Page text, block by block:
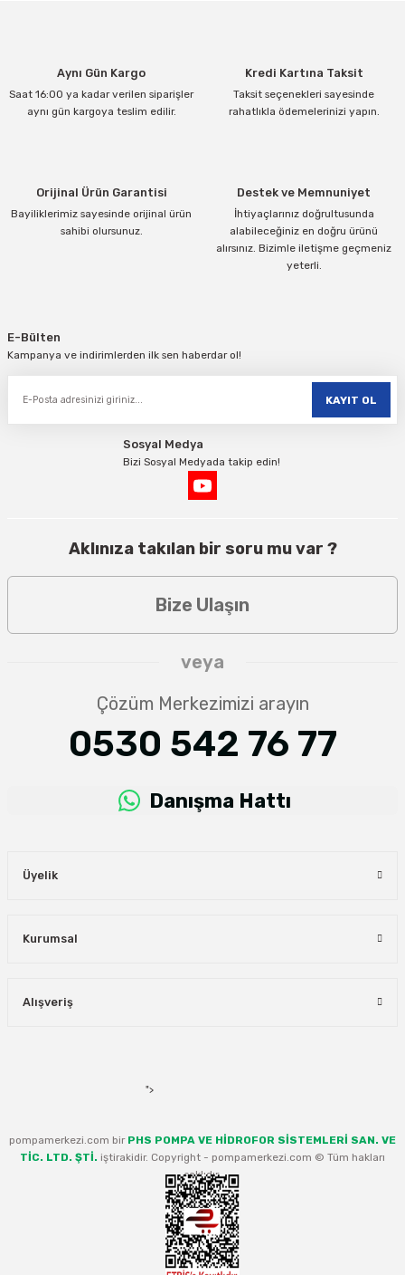
Ürün açıklamasında eksik bilgiler bulunuyor.
Ürün bilgilerinde hatalar bulunuyor.
Aynı Gün Kargo
Saat 16:00 ya kadar verilen siparişler
aynı gün kargoya teslim edilir.
Kredi Kartına Taksit
Taksit seçenekleri sayesinde
rahatlıkla ödemelerinizi yapın.
Orijinal Ürün Garantisi
Bayiliklerimiz sayesinde orijinal ürün
sahibi olursunuz.
Destek ve Memnuniyet
İhtiyaçlarınız doğrultusunda
alabileceğiniz en doğru ürünü
alırsınız. Bizimle iletişme geçmeniz
yeterli.
E-Bülten
Kampanya ve indirimlerden ilk sen haberdar ol!
KAYIT OL
Sosyal Medya
Bizi Sosyal Medyada takip edin!
Aklınıza takılan bir soru mu var ?
Bize Ulaşın
veya
Çözüm Merkezimizi arayın
0530 542 76 77
Danışma Hattı
Üyelik
Kurumsal
Alışveriş
">
pompamerkezi.com bir PHS POMPA VE HİDROFOR SİSTEMLERİ SAN. VE
TİC. LTD. ŞTİ. iştirakidir. Copyright - pompamerkezi.com © Tüm hakları
saklıdır.